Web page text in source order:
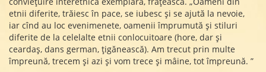
etnii diferite, trăiesc în pace, se iubesc și se ajută la nevoie,
iar cînd au loc evenimenete, oamenii împrumută și stiluri
diferite de la celelalte etnii conlocuitoare (hore, dar și
ceardaș, dans german, țigănească). Am trecut prin multe
împreună, trecem și azi și vom trece și mâine, tot împreună. ”